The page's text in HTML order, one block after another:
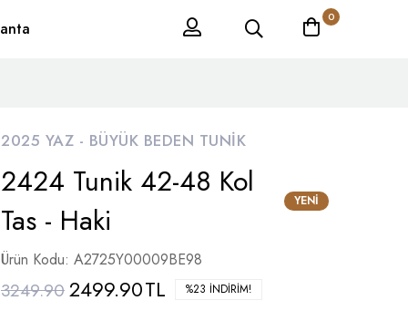
0
2025 YAZ - BÜYÜK BEDEN TUNIK
2424 Tunik 42-48 Kol
Tas - Haki
YENI
Ürün Kodu: A2725Y00009BE98
3249.902499.90TL %23 İNDIRIM!